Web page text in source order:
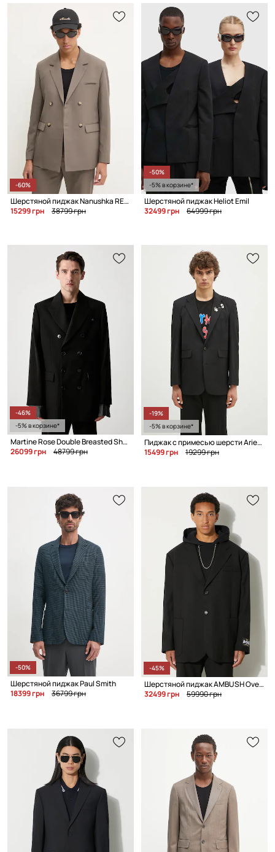
-60%
Шерстяной пиджак Nanushka RENAN
15299 грн
38799 грн
-50%
-5% в корзине*
Шерстяной пиджак Heliot Emil
32499 грн
64999 грн
-46%
-5% в корзине*
Martine Rose Double Breasted Short Coat двубортный пиджак с шерстью для мужчин
26099 грн
48799 грн
-19%
-5% в корзине*
Пиджак с примесью шерсти Aries Single Breasted Tailored Jacket
15499 грн
19299 грн
-50%
Шерстяной пиджак Paul Smith
18399 грн
36799 грн
-45%
Шерстяной пиджак AMBUSH Oversized Jacket
32499 грн
59990 грн